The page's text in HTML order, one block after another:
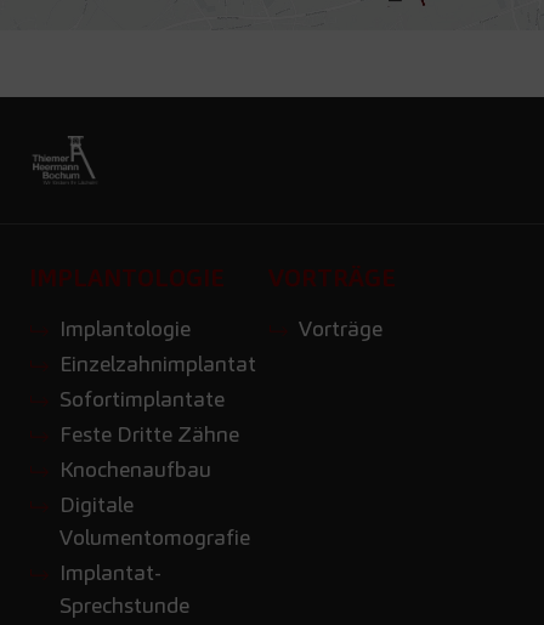
IMPLANTOLOGIE
Implantologie
Einzelzahnimplantat
Sofortimplantate
Feste Dritte Zähne
Knochenaufbau
Digitale
Volumentomografie
Implantat-
Sprechstunde
VORTRÄGE
Vorträge